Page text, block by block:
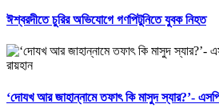
ঈশ্বরদীতে চুরির অভিযোগে গণপিটুনিতে যুবক নিহত
‘দোযখ আর জাহান্নামে তফাৎ কি মাসুদ স্যার?’- এসপি